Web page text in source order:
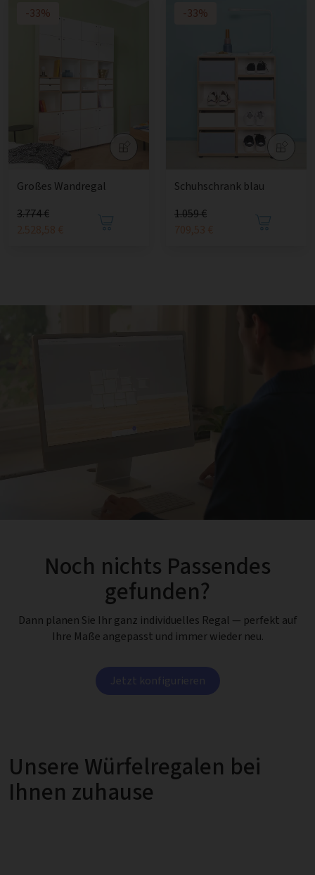
-33%
Großes Wandregal
3.774 €
2.528,58 €
-33%
Schuhschrank blau
1.059 €
709,53 €
Noch nichts Passendes
gefunden?
Dann planen Sie Ihr ganz individuelles Regal — perfekt auf
Ihre Maße angepasst und immer wieder neu.
Jetzt konfigurieren
Unsere Würfelregalen bei
Ihnen zuhause